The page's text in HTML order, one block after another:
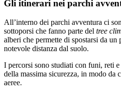
Gli itinerari nei parchi
All’interno dei parchi avventura ci
sottoporsi che fanno parte del tree
alberi che permette di spostarsi da un
notevole distanza dal suolo.
I percorsi sono studiati con funi, reti
della massima sicurezza, in modo da
aeree.